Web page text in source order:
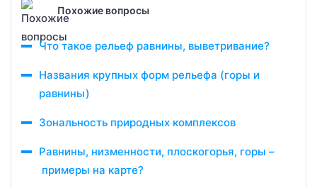
Похожие вопросы
Что такое рельеф равнины, выветривание?
Названия крупных форм рельефа (горы и
равнины)
Зональность природных комплексов
Равнины, низменности, плоскогорья, горы –
примеры на карте?